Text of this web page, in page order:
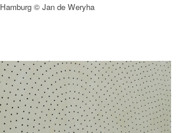
Hamburg © Jan de Weryha